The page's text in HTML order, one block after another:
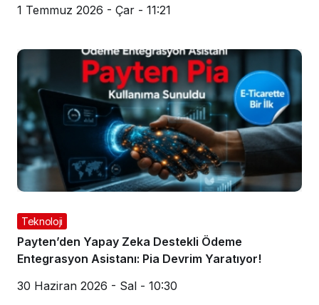
1 Temmuz 2026 - Çar - 11:21
Teknoloji
Payten’den Yapay Zeka Destekli Ödeme
Entegrasyon Asistanı: Pia Devrim Yaratıyor!
30 Haziran 2026 - Sal - 10:30